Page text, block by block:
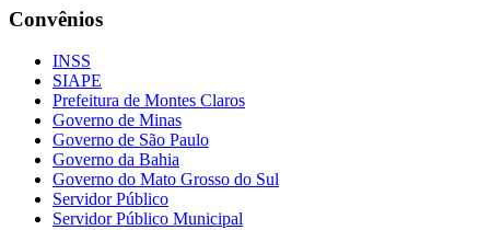
Convênios
INSS
SIAPE
Prefeitura de Montes Claros
Governo de Minas
Governo de São Paulo
Governo da Bahia
Governo do Mato Grosso do Sul
Servidor Público
Servidor Público Municipal